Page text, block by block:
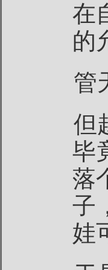
在
的
管
但
毕
落
子
娃